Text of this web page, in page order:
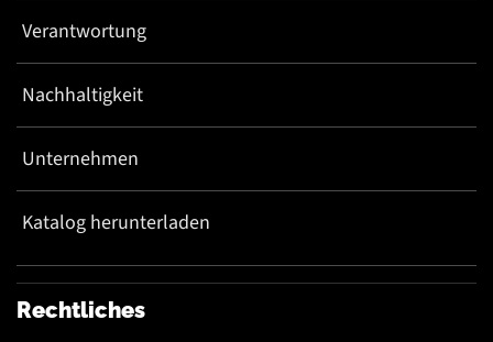
Verantwortung
Nachhaltigkeit
Unternehmen
Katalog herunterladen
Rechtliches